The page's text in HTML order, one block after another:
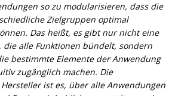
so zu modularisieren, dass die
Zielgruppen optimal
Das heißt, es gibt nur nicht eine
die alle Funktionen bündelt, sondern
bestimmte Elemente der Anwendung
zugänglich machen. Die
ist es, über alle Anwendungen